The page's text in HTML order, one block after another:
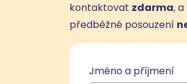
kontaktovat zdarma,
předběžné posouzení
Jméno a příjmení